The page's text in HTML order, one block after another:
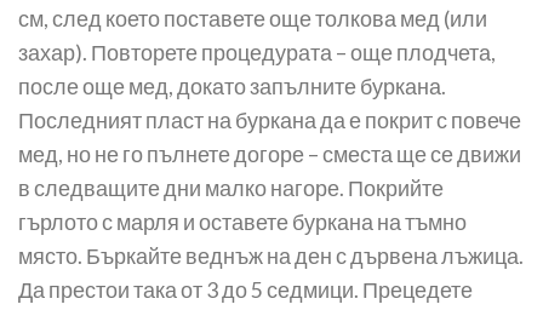
см, след което поставете още толкова мед (или
захар). Повторете процедурата – още плодчета,
после още мед, докато запълните буркана.
Последният пласт на буркана да е покрит с повече
мед, но не го пълнете догоре – сместа ще се движи
в следващите дни малко нагоре. Покрийте
гърлото с марля и оставете буркана на тъмно
място. Бъркайте веднъж на ден с дървена лъжица.
Да престои така от 3 до 5 седмици. Прецедете